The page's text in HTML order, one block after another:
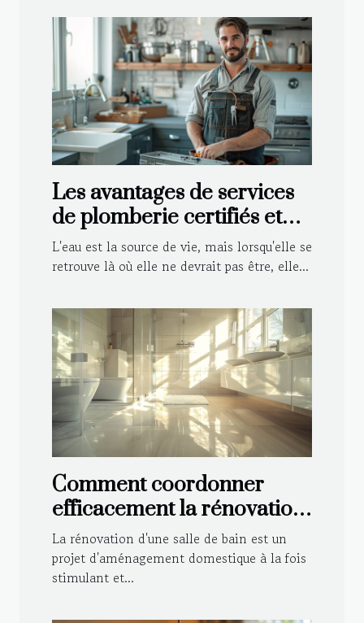
Les avantages de services
de plomberie certifiés et
agréés par les assurances
L'eau est la source de vie, mais lorsqu'elle se
retrouve là où elle ne devrait pas être, elle...
Comment coordonner
efficacement la rénovation
de votre salle de bain
La rénovation d'une salle de bain est un
projet d'aménagement domestique à la fois
stimulant et...